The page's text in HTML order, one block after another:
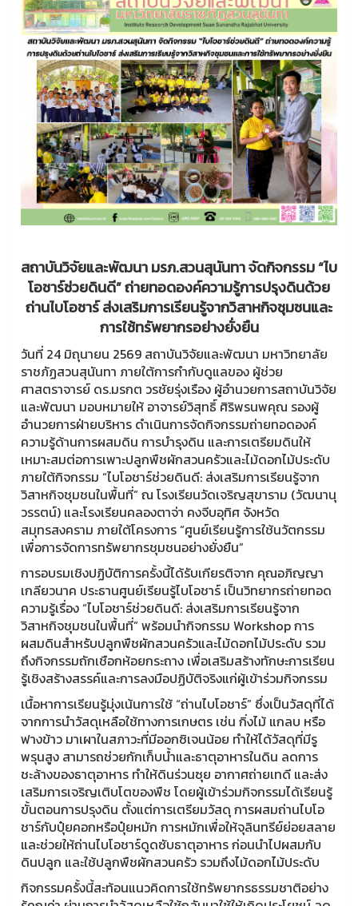
สถาบันวิจัยและพัฒนา มรภ.สวนสุนันทา จัดกิจกรรม “ไบ
โอชาร์ช่วยดินดี” ถ่ายทอดองค์ความรู้การปรุงดินด้วย
ถ่านไบโอชาร์ ส่งเสริมการเรียนรู้จากวิสาหกิจชุมชนและ
การใช้ทรัพยากรอย่างยั่งยืน
วันที่ 24 มิถุนายน 2569 สถาบันวิจัยและพัฒนา มหาวิทยาลัย
ราชภัฏสวนสุนันทา ภายใต้การกำกับดูแลของ ผู้ช่วย
ศาสตราจารย์ ดร.มรกต วรชัยรุ่งเรือง ผู้อำนวยการสถาบันวิจัย
และพัฒนา มอบหมายให้ อาจารย์วิสุทธิ์ ศิริพรนพคุณ รองผู้
อำนวยการฝ่ายบริหาร ดำเนินการจัดกิจกรรมถ่ายทอดองค์
ความรู้ด้านการผสมดิน การบำรุงดิน และการเตรียมดินให้
เหมาะสมต่อการเพาะปลูกพืชผักสวนครัวและไม้ดอกไม้ประดับ
ภายใต้กิจกรรม “ไบโอชาร์ช่วยดินดี: ส่งเสริมการเรียนรู้จาก
วิสาหกิจชุมชนในพื้นที่” ณ โรงเรียนวัดเจริญสุขาราม (วัฒนานุ
วรรตน์) และโรงเรียนคลองตาจ่า คงจีบอุทิศ จังหวัด
สมุทรสงคราม ภายใต้โครงการ “ศูนย์เรียนรู้การใช้นวัตกรรม
เพื่อการจัดการทรัพยากรชุมชนอย่างยั่งยืน”
การอบรมเชิงปฏิบัติการครั้งนี้ได้รับเกียรติจาก คุณอภิญญา
เกลียวนาค ประธานศูนย์เรียนรู้ไบโอชาร์ เป็นวิทยากรถ่ายทอด
ความรู้เรื่อง “ไบโอชาร์ช่วยดินดี: ส่งเสริมการเรียนรู้จาก
วิสาหกิจชุมชนในพื้นที่” พร้อมนำกิจกรรม Workshop การ
ผสมดินสำหรับปลูกพืชผักสวนครัวและไม้ดอกไม้ประดับ รวม
ถึงกิจกรรมถักเชือกห้อยกระถาง เพื่อเสริมสร้างทักษะการเรียน
รู้เชิงสร้างสรรค์และการลงมือปฏิบัติจริงแก่ผู้เข้าร่วมกิจกรรม
เนื้อหาการเรียนรู้มุ่งเน้นการใช้ “ถ่านไบโอชาร์” ซึ่งเป็นวัสดุที่ได้
จากการนำวัสดุเหลือใช้ทางการเกษตร เช่น กิ่งไม้ แกลบ หรือ
ฟางข้าว มาเผาในสภาวะที่มีออกซิเจนน้อย ทำให้ได้วัสดุที่มีรู
พรุนสูง สามารถช่วยกักเก็บน้ำและธาตุอาหารในดิน ลดการ
ชะล้างของธาตุอาหาร ทำให้ดินร่วนซุย อากาศถ่ายเทดี และส่ง
เสริมการเจริญเติบโตของพืช โดยผู้เข้าร่วมกิจกรรมได้เรียนรู้
ขั้นตอนการปรุงดิน ตั้งแต่การเตรียมวัสดุ การผสมถ่านไบโอ
ชาร์กับปุ๋ยคอกหรือปุ๋ยหมัก การหมักเพื่อให้จุลินทรีย์ย่อยสลาย
และช่วยให้ถ่านไบโอชาร์ดูดซับธาตุอาหาร ก่อนนำไปผสมกับ
ดินปลูก และใช้ปลูกพืชผักสวนครัว รวมถึงไม้ดอกไม้ประดับ
กิจกรรมครั้งนี้สะท้อนแนวคิดการใช้ทรัพยากรธรรมชาติอย่าง